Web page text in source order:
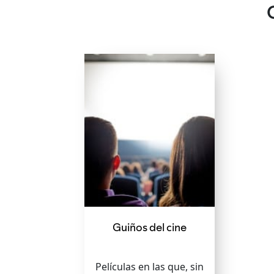
Guiños del cine
Películas en las que, sin